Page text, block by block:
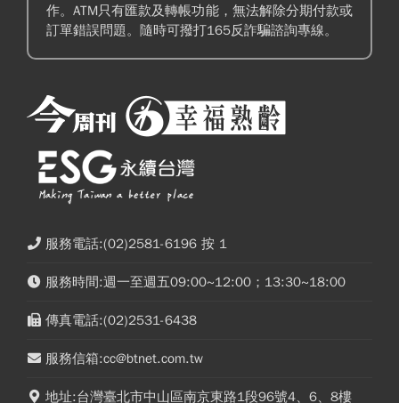
作。ATM只有匯款及轉帳功能，無法解除分期付款或
訂單錯誤問題。隨時可撥打165反詐騙諮詢專線。
服務電話:(02)2581-6196 按 1
服務時間:週一至週五09:00~12:00；13:30~18:00
傳真電話:(02)2531-6438
服務信箱:cc@btnet.com.tw
地址:台灣臺北市中山區南京東路1段96號4、6、8樓